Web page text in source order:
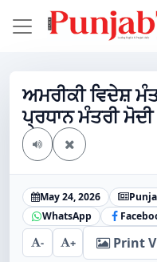
ਅਮਰੀਕੀ ਵਿਦੇਸ਼
ਪ੍ਰਧਾਨ ਮੰਤਰੀ
May 24, 2026
WhatsApp
- + Print